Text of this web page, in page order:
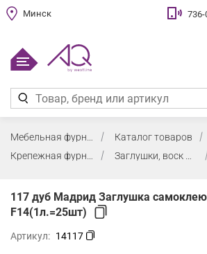
Минск
Каталог товаров
Крепежная фурнитура, заглушки, воск
Заглушки, воск мебельный
117 дуб Мадрид Заглушка
F14(1л.=25шт)
Артикул: 14117